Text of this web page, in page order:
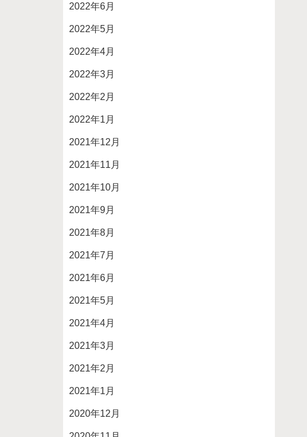
2022年6月
2022年5月
2022年4月
2022年3月
2022年2月
2022年1月
2021年12月
2021年11月
2021年10月
2021年9月
2021年8月
2021年7月
2021年6月
2021年5月
2021年4月
2021年3月
2021年2月
2021年1月
2020年12月